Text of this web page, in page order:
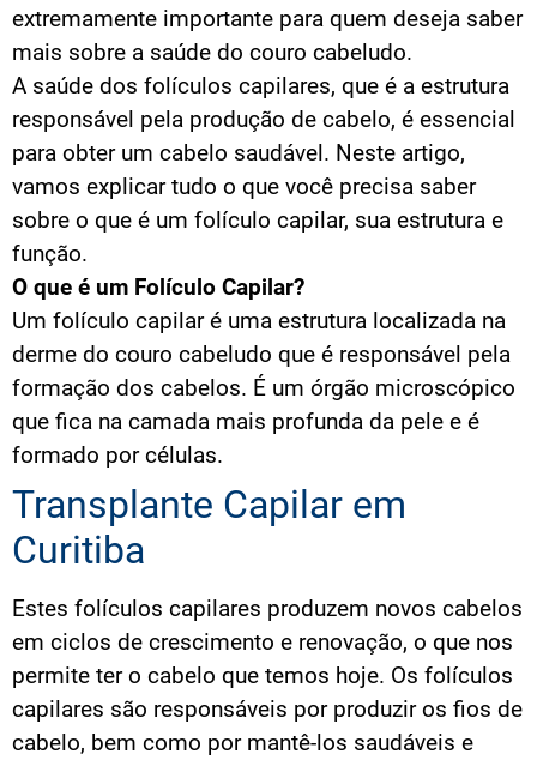
extremamente importante para quem deseja saber
mais sobre a saúde do couro cabeludo.
A saúde dos folículos capilares, que é a estrutura
responsável pela produção de cabelo, é essencial
para obter um cabelo saudável. Neste artigo,
vamos explicar tudo o que você precisa saber
sobre o que é um folículo capilar, sua estrutura e
função.
O que é um Folículo Capilar?
Um folículo capilar é uma estrutura localizada na
derme do couro cabeludo que é responsável pela
formação dos cabelos. É um órgão microscópico
que fica na camada mais profunda da pele e é
formado por células.
Transplante Capilar em
Curitiba
Estes folículos capilares produzem novos cabelos
em ciclos de crescimento e renovação, o que nos
permite ter o cabelo que temos hoje. Os folículos
capilares são responsáveis por produzir os fios de
cabelo, bem como por mantê-los saudáveis e